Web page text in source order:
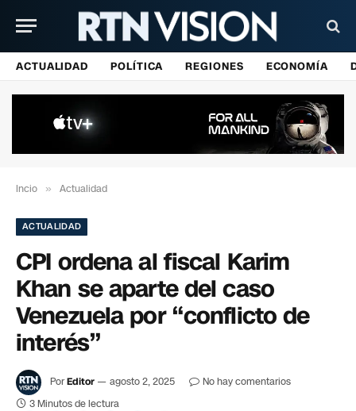
ACTUALIDAD POLÍTICA REGIONES ECONOMÍA
Incio » Actualidad
ACTUALIDAD
CPI ordena al fiscal Karim
Khan se aparte del caso
Venezuela por “conflicto de
interés”
PorEditor agosto 2, 2025
No hay comentarios
3 Minutos de lectura